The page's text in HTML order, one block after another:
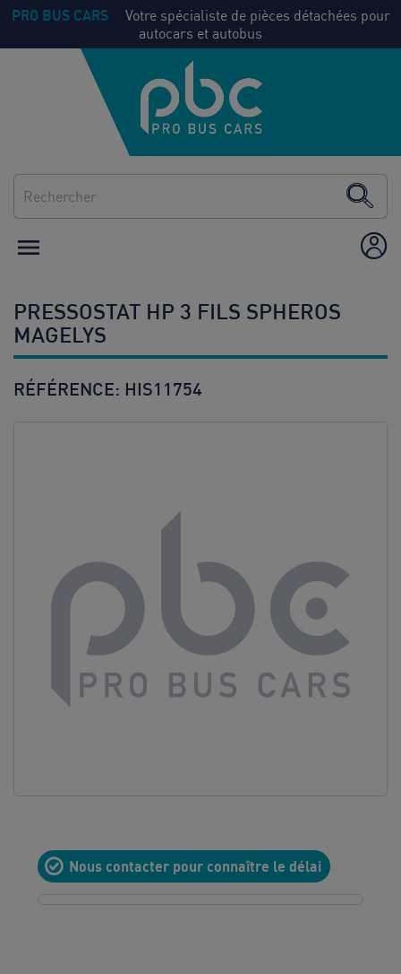
PRO BUS CARS
Votre spécialiste de pièces détachées pour
autocars et autobus
Voir
tout
CHAUFFAGE
CONSOMMABLES
trouvez
votre
produit ?
Contactez
notre
service
8h à 12h

PRESSOSTAT HP 3 FILS SPHEROS
MAGELYS
RÉFÉRENCE: HIS11754
Nous contacter pour connaître le délai